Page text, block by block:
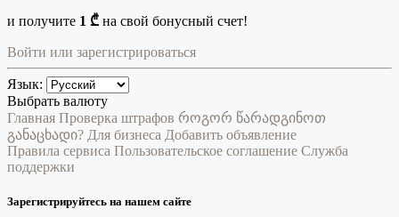
и получите 1 ₾ на свой бонусный счет!
Войти или зарегистрироваться
Язык:
Выбрать валюту
Главная Проверка штрафов როგორ წარადგინოთ
განაცხადი? Для бизнеса Добавить объявление
Правила сервиса Пользовательское соглашение Служба
поддержки
Зарегистрируйтесь на нашем сайте